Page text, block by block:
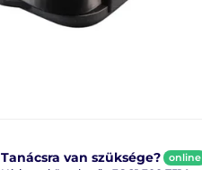
Tanácsra van szüksége? online